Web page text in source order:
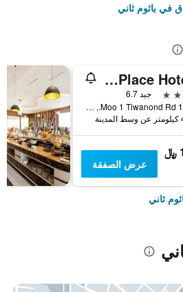
في باثوم ثاني
Pathum Thani Place Hotel
جيد 6.7
123 Moo 1 Tiwanond Rd., باثوم ثاني, تايلاند
عرض الصفقة
ثاني